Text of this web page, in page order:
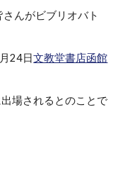
んがビブリオバト
24日文教堂書店函館
出場されるとのことで